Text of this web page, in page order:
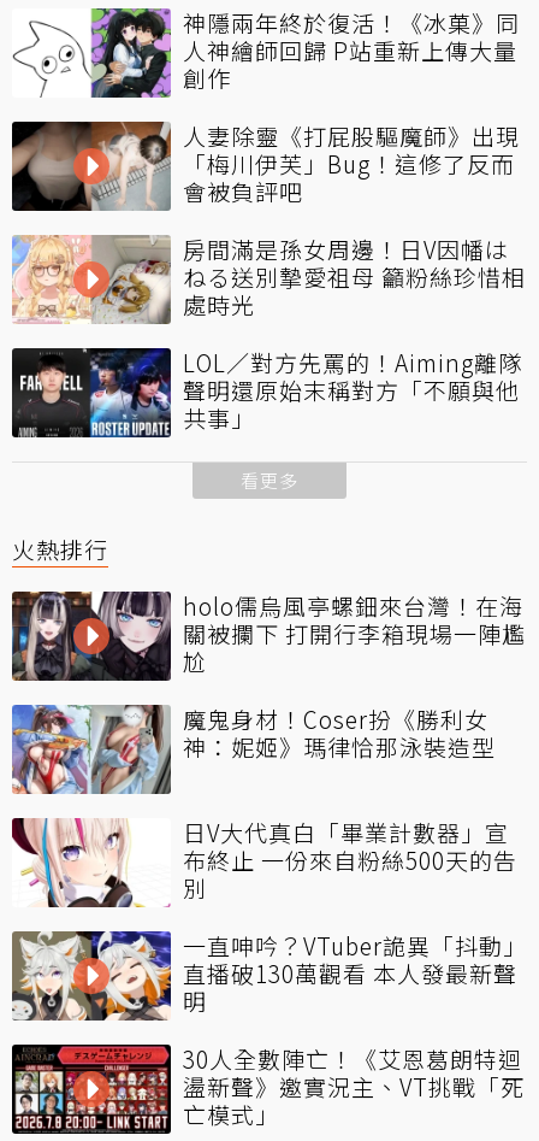
神隱兩年終於復活！《冰菓》同
人神繪師回歸 P站重新上傳大量
創作
人妻除靈《打屁股驅魔師》出現
「梅川伊芙」Bug！這修了反而
會被負評吧
房間滿是孫女周邊！日V因幡は
ねる送別摯愛祖母 籲粉絲珍惜相
處時光
LOL／對方先罵的！Aiming離隊
聲明還原始末稱對方「不願與他
共事」
看更多
火熱排行
holo儒烏風亭螺鈿來台灣！在海
關被攔下 打開行李箱現場一陣尷
尬
魔鬼身材！Coser扮《勝利女
神：妮姬》瑪律恰那泳裝造型
日V大代真白「畢業計數器」宣
布終止 一份來自粉絲500天的告
別
一直呻吟？VTuber詭異「抖動」
直播破130萬觀看 本人發最新聲
明
30人全數陣亡！《艾恩葛朗特迴
盪新聲》邀實況主、VT挑戰「死
亡模式」